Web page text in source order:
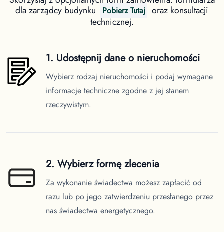
dla zarządcy budynku
Pobierz Tutaj oraz konsultacji
technicznej.
1. Udostępnij dane o nieruchomości
Wybierz rodzaj nieruchomości i podaj wymagane
informacje techniczne zgodne z jej stanem
rzeczywistym.
2. Wybierz formę zlecenia
Za wykonanie świadectwa możesz zapłacić od
razu lub po jego zatwierdzeniu przesłanego przez
nas świadectwa energetycznego.